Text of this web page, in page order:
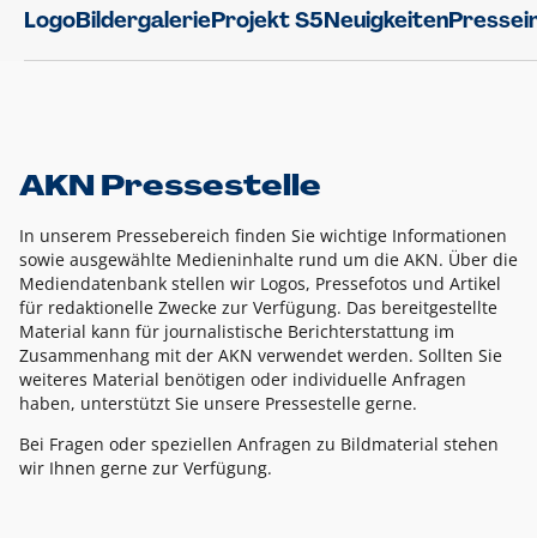
LogoBildergalerieProjekt S5Neuigkeiten
AKN Pressestelle
In unserem Pressebereich finden Sie wichtige Informationen
sowie ausgewählte Medieninhalte rund um die AKN. Über die
Mediendatenbank stellen wir Logos, Pressefotos und Artikel
für redaktionelle Zwecke zur Verfügung. Das bereitgestellte
Material kann für journalistische Berichterstattung im
Zusammenhang mit der AKN verwendet werden. Sollten Sie
weiteres Material benötigen oder individuelle Anfragen
haben, unterstützt Sie unsere Pressestelle gerne.
Bei Fragen oder speziellen Anfragen zu Bildmaterial stehen
wir Ihnen gerne zur Verfügung.